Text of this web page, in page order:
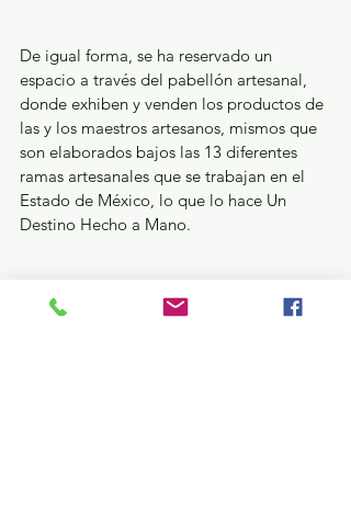
De igual forma, se ha reservado un
espacio a través del pabellón artesanal,
donde exhiben y venden los productos de
las y los maestros artesanos, mismos que
son elaborados bajos las 13 diferentes
ramas artesanales que se trabajan en el
Estado de México, lo que lo hace Un
Destino Hecho a Mano.
En este primero año del Festival Cultural